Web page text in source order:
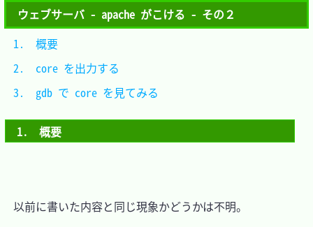
ウェブサーバ - apache がこける - その２
1.　概要
以前に書いた内容と同じ現象かどうかは不明。